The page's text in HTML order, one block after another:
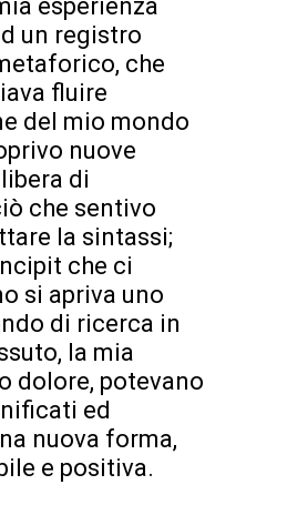
esperienza
un registro
che
fluire
del mio mondo
nuove
di
che sentivo
la sintassi;
che ci
si apriva uno
di ricerca in
la mia
dolore, potevano
ed
nuova forma,
e positiva.